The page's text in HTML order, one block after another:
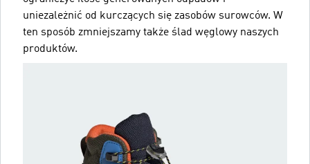
uniezależnić od kurczących się zasobów surowców. W
ten sposób zmniejszamy także ślad węglowy naszych
produktów.